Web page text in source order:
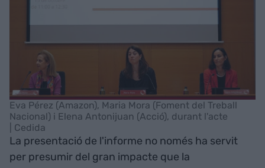
Eva Pérez (Amazon), Maria Mora (Foment del Treball
Nacional) i Elena Antonijuan (Acció), durant l'acte
| Cedida
La presentació de l'informe no només ha servit
per presumir del gran impacte que la